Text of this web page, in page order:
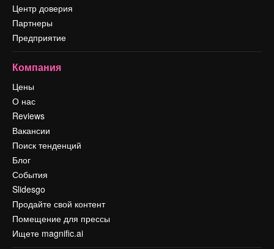
Центр доверия
Партнеры
Предприятие
Компания
Цены
О нас
Reviews
Вакансии
Поиск тенденций
Блог
События
Slidesgo
Продайте свой контент
Помещение для прессы
Ищете magnific.ai